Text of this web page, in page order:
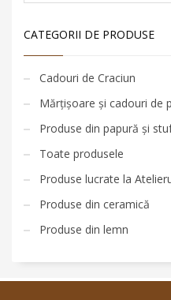
CATEGORII DE PRODUSE
Cadouri de Craciun
Mărțișoare și cadouri de
Produse din papură și
Toate produsele
Produse lucrate la
Produse din ceramică
Produse din lemn